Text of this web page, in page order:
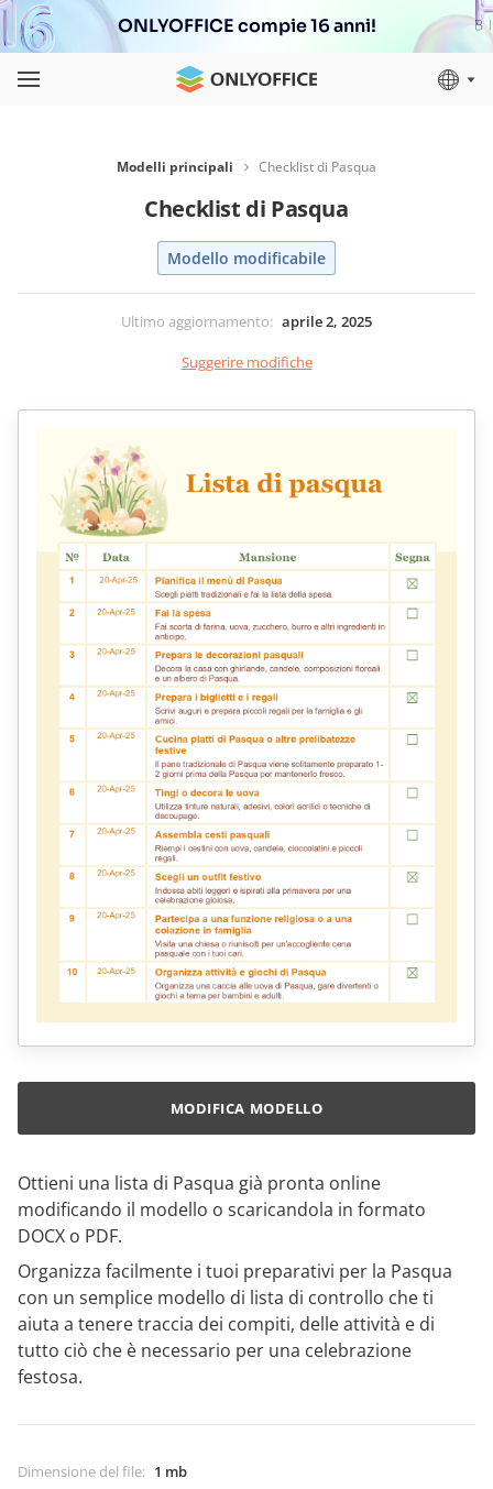
ONLYOFFICE compie 16 anni!
Modelli principali Checklist di Pasqua
Checklist di Pasqua
Modello modificabile
Ultimo aggiornamento: aprile 2, 2025
Suggerire modifiche
Ottieni una lista di Pasqua già pronta online
modificando il modello o scaricandola in formato
DOCX o PDF.
Organizza facilmente i tuoi preparativi per la Pasqua
con un semplice modello di lista di controllo che ti
aiuta a tenere traccia dei compiti, delle attività e di
tutto ciò che è necessario per una celebrazione
festosa.
Dimensione del file: 1 mb
MODIFICA MODELLO